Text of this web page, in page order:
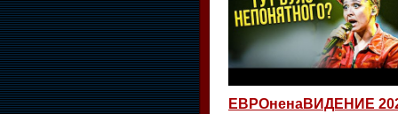
ЕВРОненаВИДЕНИЕ